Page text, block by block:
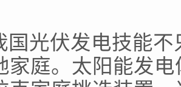
伏发电技能不
家庭。太阳能发